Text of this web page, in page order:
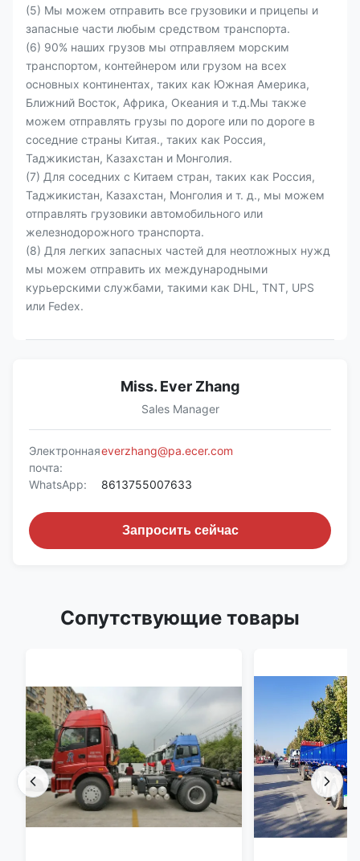
(5) Мы можем отправить все грузовики и прицепы и
запасные части любым средством транспорта.
(6) 90% наших грузов мы отправляем морским
транспортом, контейнером или грузом на всех
основных континентах, таких как Южная Америка,
Ближний Восток, Африка, Океания и т.д.Мы также
можем отправлять грузы по дороге или по дороге в
соседние страны Китая., таких как Россия,
Таджикистан, Казахстан и Монголия.
(7) Для соседних с Китаем стран, таких как Россия,
Таджикистан, Казахстан, Монголия и т. д., мы можем
отправлять грузовики автомобильного или
железнодорожного транспорта.
(8) Для легких запасных частей для неотложных нужд
мы можем отправить их международными
курьерскими службами, такими как DHL, TNT, UPS
или Fedex.
Miss. Ever Zhang
Sales Manager
Электронная
почта:
everzhang@pa.ecer.com
WhatsApp: 8613755007633
Запросить сейчас
Сопутствующие товары